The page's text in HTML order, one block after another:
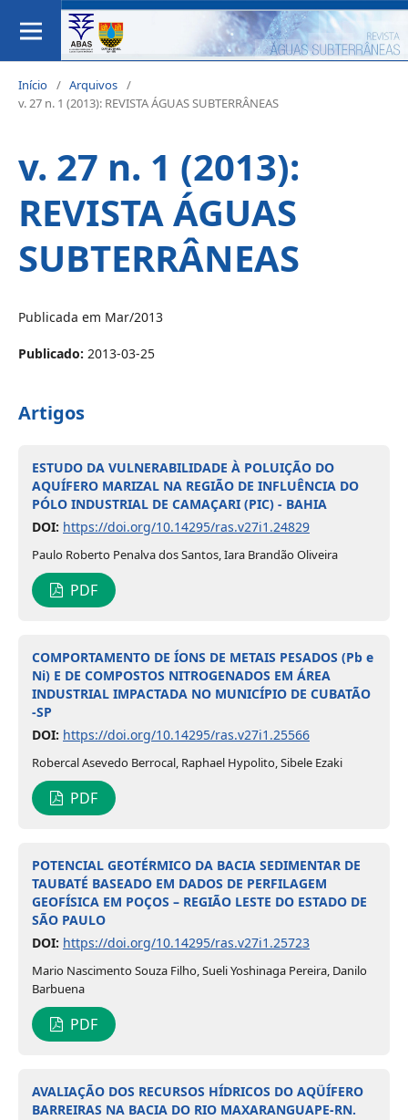
Início / Arquivos /
v. 27 n. 1 (2013): REVISTA ÁGUAS SUBTERRÂNEAS
v. 27 n. 1 (2013):
REVISTA ÁGUAS
SUBTERRÂNEAS
Publicada em Mar/2013
Publicado: 2013-03-25
Artigos
ESTUDO DA VULNERABILIDADE À POLUIÇÃO DO
AQUÍFERO MARIZAL NA REGIÃO DE INFLUÊNCIA DO
PÓLO INDUSTRIAL DE CAMAÇARI (PIC) - BAHIA
DOI: https://doi.org/10.14295/ras.v27i1.24829
Paulo Roberto Penalva dos Santos, Iara Brandão Oliveira
PDF
COMPORTAMENTO DE ÍONS DE METAIS PESADOS (Pb e
Ni) E DE COMPOSTOS NITROGENADOS EM ÁREA
INDUSTRIAL IMPACTADA NO MUNICÍPIO DE CUBATÃO
-SP
DOI: https://doi.org/10.14295/ras.v27i1.25566
Robercal Asevedo Berrocal, Raphael Hypolito, Sibele Ezaki
PDF
POTENCIAL GEOTÉRMICO DA BACIA SEDIMENTAR DE
TAUBATÉ BASEADO EM DADOS DE PERFILAGEM
GEOFÍSICA EM POÇOS – REGIÃO LESTE DO ESTADO DE
SÃO PAULO
DOI: https://doi.org/10.14295/ras.v27i1.25723
Mario Nascimento Souza Filho, Sueli Yoshinaga Pereira, Danilo
Barbuena
PDF
AVALIAÇÃO DOS RECURSOS HÍDRICOS DO AQÜÍFERO
BARREIRAS NA BACIA DO RIO MAXARANGUAPE-RN.